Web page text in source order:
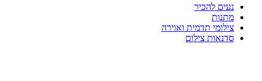
נעים להכיר
מתנות
צילומי תדמית ואוירה
סדנאות צילום